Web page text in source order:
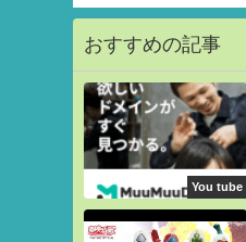
おすすめの記事
You tube